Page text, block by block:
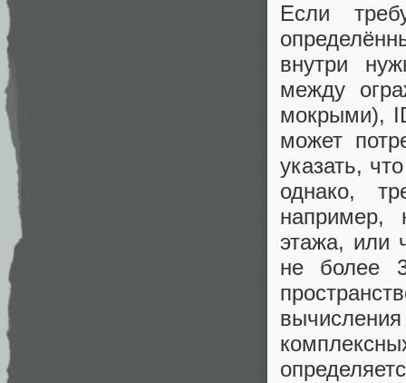
Если
внутри
между
мокрыми),
может
указать,
однако,
например,
этажа, или
не более